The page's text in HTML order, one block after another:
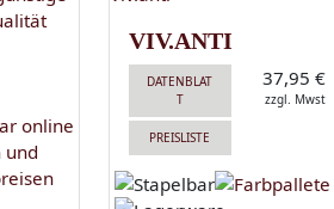
VIV.ANTI
DATENBLAT
T
PREISLISTE
37,95 €
zzgl. Mwst